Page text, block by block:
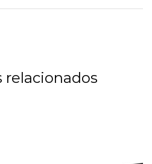
relacionados